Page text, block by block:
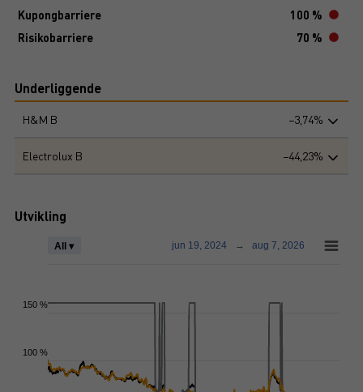
Kupongbarriere
100 %
Risikobarriere
70 %
Underliggende
H&M B −3,74%
Electrolux B −44,23%
Utvikling
All ▾ jun 19, 2024 → aug 7, 2026
100 %
150 %